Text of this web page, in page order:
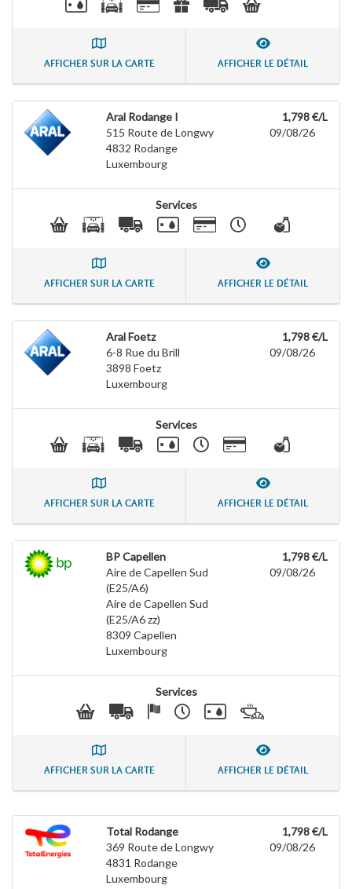
AFFICHER SUR LA CARTE AFFICHER LE DÉTAIL
Aral Rodange I
515 Route de Longwy
4832 Rodange
Luxembourg
1,798 €/L
09/08/26
Services
AFFICHER SUR LA CARTE AFFICHER LE DÉTAIL
Aral Foetz
6-8 Rue du Brill
3898 Foetz
Luxembourg
1,798 €/L
09/08/26
Services
AFFICHER SUR LA CARTE AFFICHER LE DÉTAIL
BP Capellen
Aire de Capellen Sud
(E25/A6)
Aire de Capellen Sud
(E25/A6 zz)
8309 Capellen
Luxembourg
1,798 €/L
09/08/26
Services
AFFICHER SUR LA CARTE AFFICHER LE DÉTAIL
Total Rodange
369 Route de Longwy
4831 Rodange
Luxembourg
1,798 €/L
09/08/26